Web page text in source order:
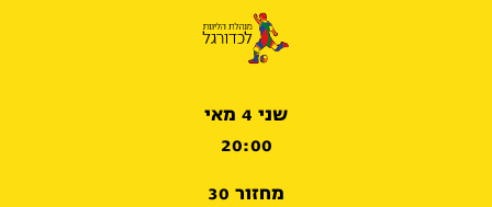
שני 4 מאי
20:00
מחזור 30